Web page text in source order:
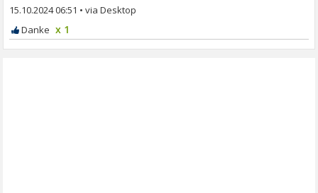
15.10.2024 06:51 •
x 1